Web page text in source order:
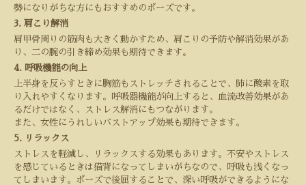
勢になりがちな方にもおすすめのポーズです。
3. 肩こり解消
肩甲骨周りの筋肉も大きく動かすため、肩こりの予防や解消効果があ
り、二の腕の引き締め効果も期待できます。
4. 呼吸機能の向上
上半身を反らすときに胸筋もストレッチされることで、肺に酸素を取
り入れやすくなります。呼吸器機能が向上すると、血流改善効果があ
るだけではなく、ストレス解消にもつながります。
また、女性にうれしいバストアップ効果も期待できます。
5.
リラックス
ストレスを軽減し、リラックスする効果もあります。不安やストレス
を感じているときは猫背になってしまいがちなので、呼吸も浅くなっ
てしまいます。ポーズで後屈することで、深い呼吸ができるようにな